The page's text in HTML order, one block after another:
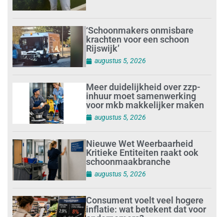
‘Schoonmakers onmisbare
krachten voor een schoon
Rijswijk’
augustus 5, 2026
Meer duidelijkheid over zzp-
inhuur moet samenwerking
voor mkb makkelijker maken
augustus 5, 2026
Nieuwe Wet Weerbaarheid
Kritieke Entiteiten raakt ook
schoonmaakbranche
augustus 5, 2026
Consument voelt veel hogere
inflatie: wat betekent dat voor